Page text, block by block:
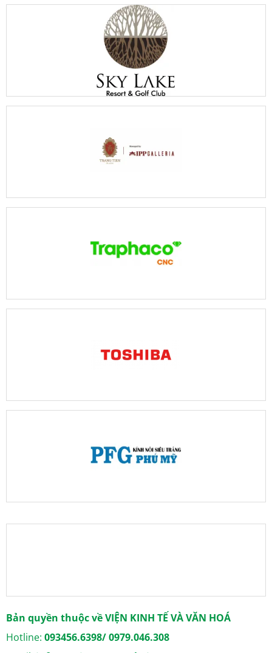
Bản quyền thuộc về VIỆN KINH TẾ VÀ VĂN HOÁ
Hotline: 093456.6398/ 0979.046.308